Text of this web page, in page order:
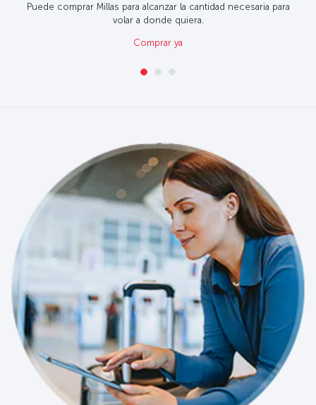
Puede comprar Millas para alcanzar la cantidad necesaria para
volar a donde quiera.
Comprar ya